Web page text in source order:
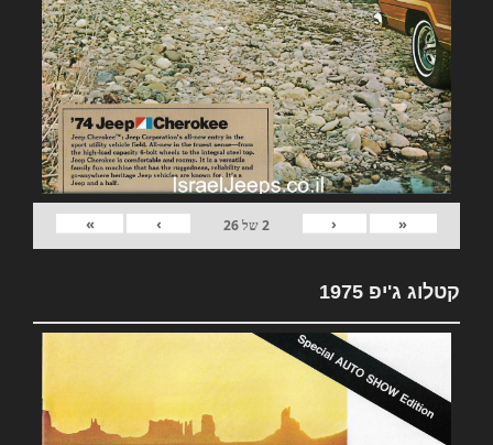
«
‹
2של26
›
»
קטלוג ג'יפ 1975